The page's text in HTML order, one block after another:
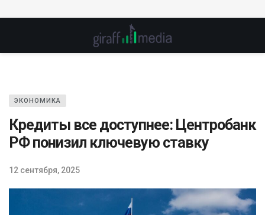
ЭКОНОМИКА
Кредиты все доступнее: Центробанк
РФ понизил ключевую ставку
12 сентября, 2025